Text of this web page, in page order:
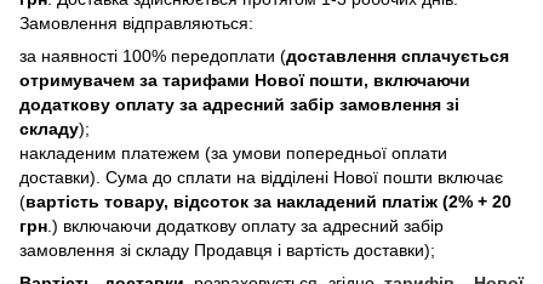
Замовлення відправляються:
за наявності 100% передоплати (доставлення сплачується
отримувачем за тарифами Нової пошти, включаючи
додаткову оплату за адресний забір замовлення зі
складу);
накладеним платежем (за умови попередньої оплати
доставки). Сума до сплати на відділені Нової пошти включає
(вартість товару, відсоток за накладений платіж (2% + 20
грн .) включаючи додаткову оплату за адресний забір
замовлення зі складу Продавця і вартість доставки);